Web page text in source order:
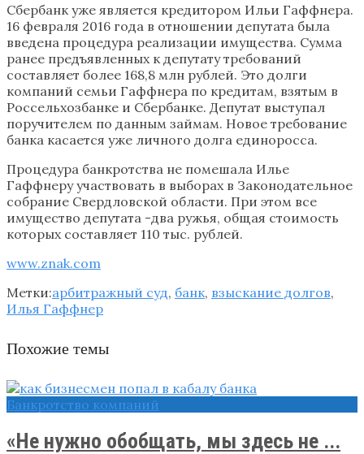
Сбербанк уже является кредитором Ильи Гаффнера.
16 февраля 2016 года в отношении депутата была
введена процедура реализации имущества. Сумма
ранее предъявленных к депутату требований
составляет более 168,8 млн рублей. Это долги
компаний семьи Гаффнера по кредитам, взятым в
Россельхозбанке и Сбербанке. Депутат выступал
поручителем по данным займам. Новое требование
банка касается уже личного долга единоросса.
Процедура банкротства не помешала Илье
Гаффнеру участвовать в выборах в Законодательное
собрание Свердловской области. При этом все
имущество депутата -два ружья, общая стоимость
которых составляет 110 тыс. рублей.
www.znak.com
Метки:арбитражный суд, банк, взыскание долгов,
Илья Гаффнер
Похожие темы
Банкротство компаний
«Не нужно обобщать, мы здесь не ...